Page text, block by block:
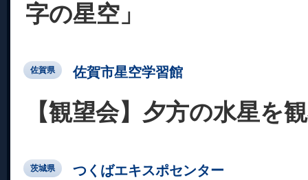
字の星空」
佐賀県 佐賀市星空学習館
【観望会】夕方の水星を
茨城県 つくばエキスポセンター